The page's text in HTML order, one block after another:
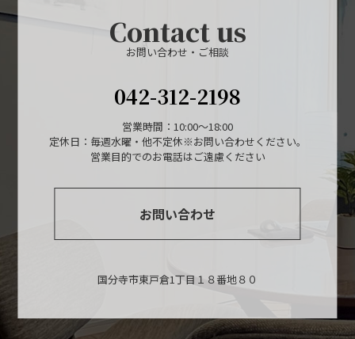
Contact us
お問い合わせ・ご相談
042-312-2198
営業時間：10:00～18:00
定休日：毎週水曜・他不定休※お問い合わせください。
営業目的でのお電話はご遠慮ください
お問い合わせ
国分寺市東戸倉1丁目１８番地８０